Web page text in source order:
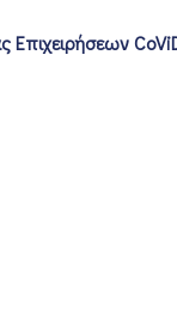
Επιχειρήσεων